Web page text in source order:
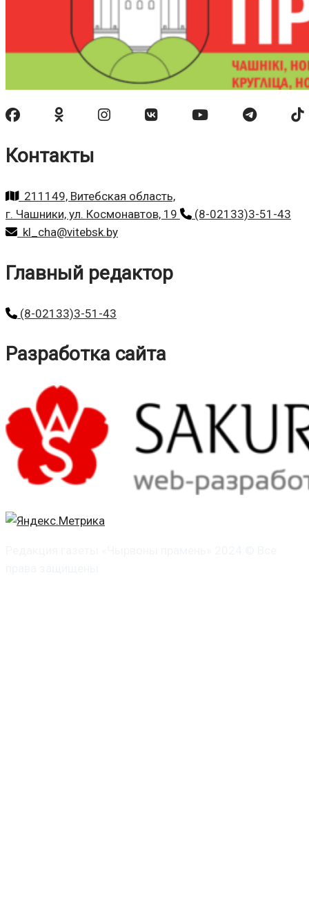
Контакты
211149, Витебская область,
г. Чашники, ул. Космонавтов, 19
(8-02133)3-51-43
kl_cha@vitebsk.by
Главный редактор
(8-02133)3-51-43
Разработка сайта